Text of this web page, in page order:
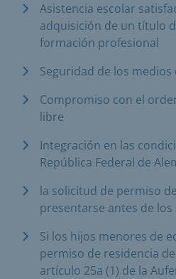
Asistencia escolar
adquisición de un título
formación profesional
Seguridad de los
Compromiso con el
libre
Integración en las
República Federal de
la solicitud de permiso
presentarse antes de los
Si los hijos menores de
permiso de residencia
artículo 25a (1) de la